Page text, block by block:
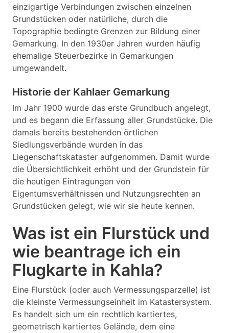
einzigartige Verbindungen zwischen einzelnen
Grundstücken oder natürliche, durch die
Topographie bedingte Grenzen zur Bildung einer
Gemarkung. In den 1930er Jahren wurden häufig
ehemalige Steuerbezirke in Gemarkungen
umgewandelt.
Historie der Kahlaer Gemarkung
Im Jahr 1900 wurde das erste Grundbuch angelegt,
und es begann die Erfassung aller Grundstücke. Die
damals bereits bestehenden örtlichen
Siedlungsverbände wurden in das
Liegenschaftskataster aufgenommen. Damit wurde
die Übersichtlichkeit erhöht und der Grundstein für
die heutigen Eintragungen von
Eigentumsverhältnissen und Nutzungsrechten an
Grundstücken gelegt, wie wir sie heute kennen.
Was ist ein Flurstück und
wie beantrage ich ein
Flugkarte in Kahla?
Eine Flurstück (oder auch Vermessungsparzelle) ist
die kleinste Vermessungseinheit im Katastersystem.
Es handelt sich um ein rechtlich kartiertes,
geometrisch kartiertes Gelände, dem eine